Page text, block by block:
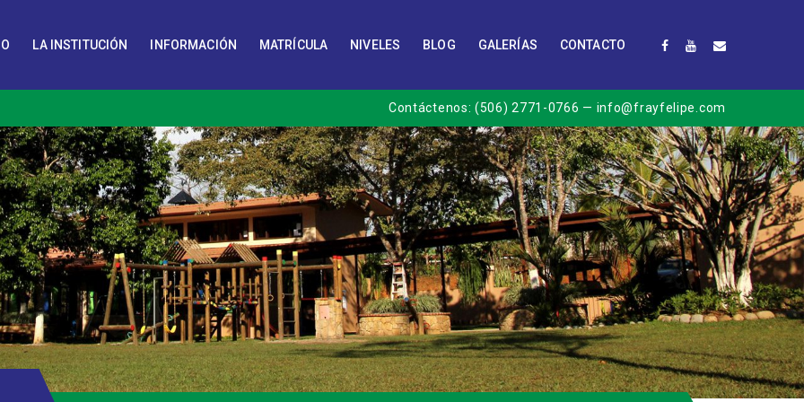
LA INSTITUCIÓN INFORMACIÓN MATRÍCULA NIVELES BLOG GALERÍAS CONTACTO
Contáctenos:(506) 2771-0766 — info@frayfelipe.com